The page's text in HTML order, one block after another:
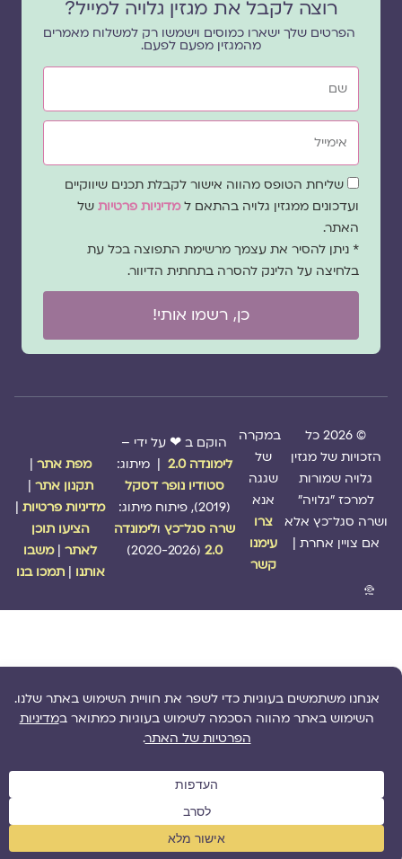
רוצה לקבל את מגזין גלויה למייל?
הפרטים שלך ישארו כמוסים וישמשו רק למשלוח מאמרים
מהמגזין מפעם לפעם.
שם
אימייל
שדה
הסכמה
שליחת הטופס מהווה אישור לקבלת תכנים שיווקיים
ועדכונים ממגזין גלויה בהתאם ל מדיניות פרטיותשל
האתר.
* ניתן להסיר את עצמך מרשימת התפוצה בכל עת
בלחיצה על הלינק להסרה בתחתית הדיוור.
כן, רשמו אותי!
© 2026 כל
הזכויות של מגזין
גלויה שמורות
למרכז "גלויה"
ושרה סגל־כץ אלא
אם צויין אחרת |
במקרה
של
שגגה
אנא
צרו
עימנו
קשר
הוקם ב ❤ על ידי –
לימונדה 2.0
| מיתוג:
סטודיו נופר דסקל
שרה סגל־כץולימונדה
2.0
(2020-2026)
מפת אתר|
תקנון אתר|
מדיניות פרטיות|
הציעו תוכן
לאתר| משבו
אותנו| תמכו בנו